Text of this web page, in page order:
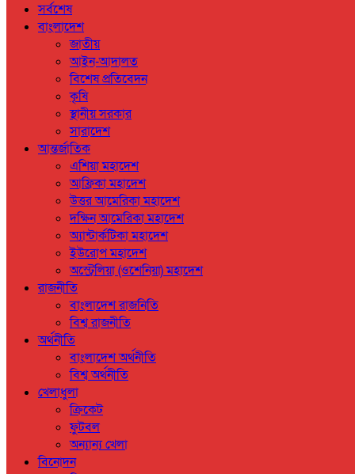
সর্বশেষ
বাংলাদেশ
জাতীয়
আইন-আদালত
বিশেষ প্রতিবেদন
কৃষি
স্থানীয় সরকার
সারাদেশ
আন্তর্জাতিক
এশিয়া মহাদেশ
আফ্রিকা মহাদেশ
উত্তর আমেরিকা মহাদেশ
দক্ষিন আমেরিকা মহাদেশ
অ্যান্টার্কটিকা মহাদেশ
ইউরোপ মহাদেশ
অস্ট্রেলিয়া (ওশেনিয়া) মহাদেশ
রাজনীতি
বাংলাদেশ রাজনিতি
বিশ্ব রাজনীতি
অর্থনীতি
বাংলাদেশ অর্থনীতি
বিশ্ব অর্থনীতি
খেলাধুলা
ক্রিকেট
ফুটবল
অন্যান্য খেলা
বিনোদন